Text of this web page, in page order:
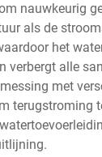
nauwkeurig
als de
het
alle
met